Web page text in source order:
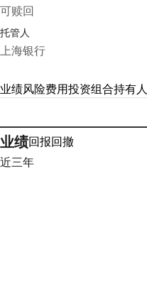
可赎回
托管人
上海银行
业绩风险费用投资组合持有人
业绩回报回撤
近三年